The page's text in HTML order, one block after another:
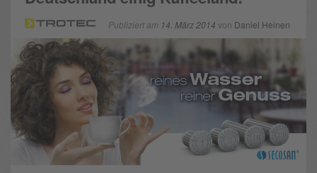
Publiziert am 14. März 2014 von Daniel Heinen